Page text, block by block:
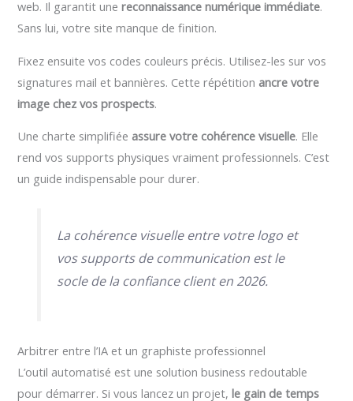
web. Il garantit unereconnaissance numérique immédiate.
Sans lui, votre site manque de finition.
Fixez ensuite vos codes couleurs précis. Utilisez-les sur vos
signatures mail et bannières. Cette répétition ancre votre
image chez vos prospects.
Une charte simplifiée assure votre cohérence visuelle. Elle
rend vos supports physiques vraiment professionnels. C’est
un guide indispensable pour durer.
La cohérence visuelle entre votre logo et
vos supports de communication est le
socle de la confiance client en 2026.
Arbitrer entre l’IA et un graphiste professionnel
L’outil automatisé est une solution business redoutable
pour démarrer. Si vous lancez un projet,le gain de temps